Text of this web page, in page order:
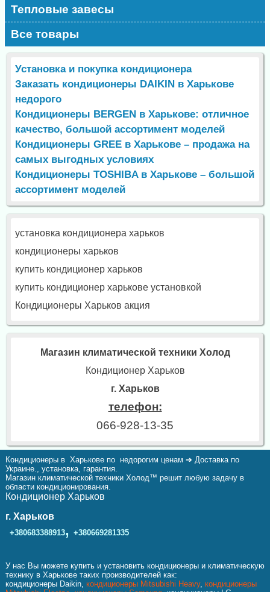
Тепловые завесы
Все товары
Установка и покупка кондиционера
Заказать кондиционеры DAIKIN в Харькове
недорого
Кондиционеры BERGEN в Харькове: отличное
качество, большой ассортимент моделей
Кондиционеры GREE в Харькове – продажа на
самых выгодных условиях
Кондиционеры TOSHIBA в Харькове – большой
ассортимент моделей
установка кондиционера харьков
кондиционеры харьков
купить кондиционер харьков
купить кондиционер харькове установкой
Кондиционеры Харьков акция
Магазин климатической техники Холод
Кондиционер Харьков
г. Харьков
телефон:
066-928-13-35
Кондиционеры в Харькове по недорогим ценам ➔ Доставка по
Украине., установка, гарантия.
Магазин климатической техники Холод™ решит любую задачу в
области кондиционирования.
Кондиционер Харьков
г. Харьков
+380683388913, +380669281335
У нас Вы можете купить и установить кондиционеры и климатическую
технику в Харькове таких производителей как:
кондиционеры Daikin, кондиционеры Mitsubishi Heavy, кондиционеры